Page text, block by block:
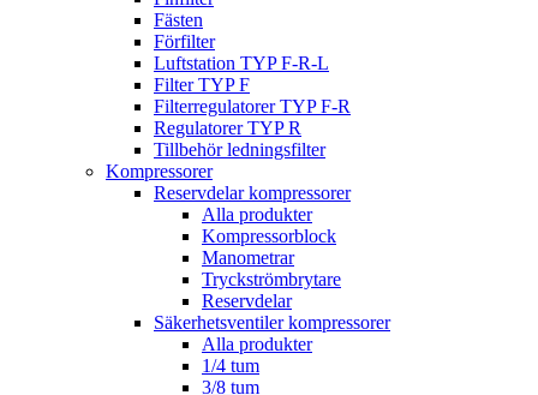
Fästen
Förfilter
Luftstation TYP F-R-L
Filter TYP F
Filterregulatorer TYP F-R
Regulatorer TYP R
Tillbehör ledningsfilter
Kompressorer
Reservdelar kompressorer
Alla produkter
Kompressorblock
Manometrar
Tryckströmbrytare
Reservdelar
Säkerhetsventiler kompressorer
Alla produkter
1/4 tum
3/8 tum